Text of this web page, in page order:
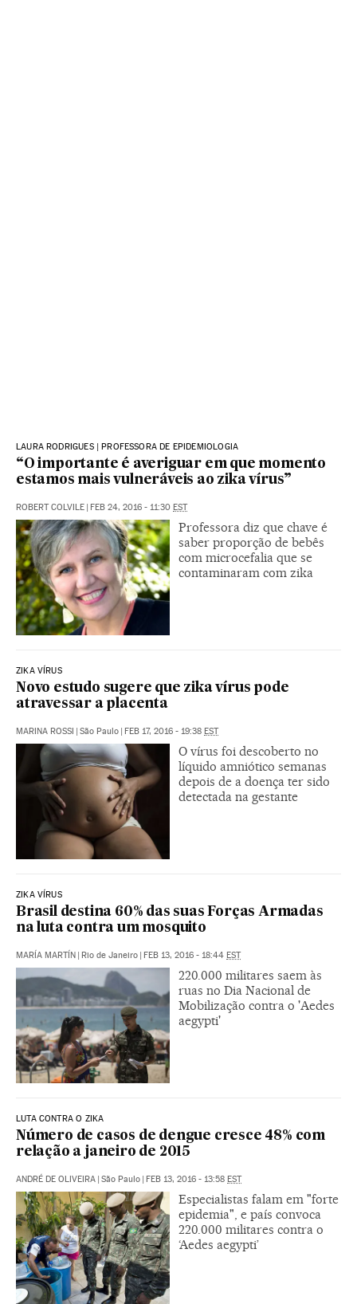
LAURA RODRIGUES | PROFESSORA DE EPIDEMIOLOGIA
“O importante é averiguar em que momento
estamos mais vulneráveis ao zika vírus”
ROBERT COLVILE | FEB 24, 2016 - 11:30 EST
Professora diz que chave é
saber proporção de bebês
com microcefalia que se
contaminaram com zika
ZIKA VÍRUS
Novo estudo sugere que zika vírus pode
atravessar a placenta
MARINA ROSSI | São Paulo | FEB 17, 2016 - 19:38 EST
O vírus foi descoberto no
líquido amniótico semanas
depois de a doença ter sido
detectada na gestante
ZIKA VÍRUS
Brasil destina 60% das suas Forças Armadas
na luta contra um mosquito
MARÍA MARTÍN | Rio de Janeiro | FEB 13, 2016 - 18:44 EST
220.000 militares saem às
ruas no Dia Nacional de
Mobilização contra o 'Aedes
aegypti'
LUTA CONTRA O ZIKA
Número de casos de dengue cresce 48% com
relação a janeiro de 2015
ANDRÉ DE OLIVEIRA | São Paulo | FEB 13, 2016 - 13:58 EST
Especialistas falam em "forte
epidemia", e país convoca
220.000 militares contra o
‘Aedes aegypti’